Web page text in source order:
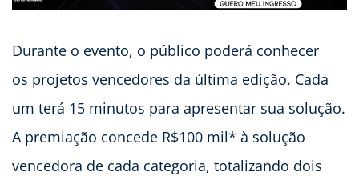
Durante o evento, o público poderá conhecer
os projetos vencedores da última edição. Cada
um terá 15 minutos para apresentar sua solução.
A premiação concede R$100 mil* à solução
vencedora de cada categoria, totalizando dois